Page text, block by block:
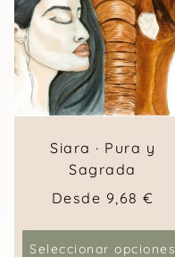
Siara · Pura y
Sagrada
Desde 9,68 €
Seleccionar opciones